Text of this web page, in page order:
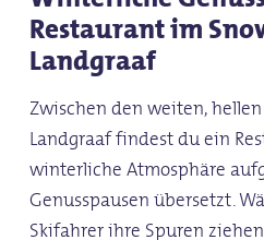
Restaurant im
Landgraaf
Zwischen den weiten,
Landgraaf findest du ein
winterliche Atmosphäre
Genusspausen übersetzt.
Skifahrer ihre Spuren